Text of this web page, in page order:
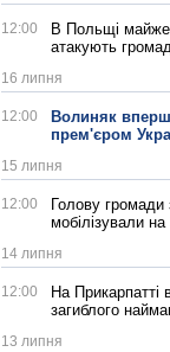
12:00
В Польщі
атакують
16 липня
12:00
Волиняк
прем'єром
15 липня
12:00
Голову
мобілізували на
14 липня
12:00
На Прикарпатті
загиблого
13 липня